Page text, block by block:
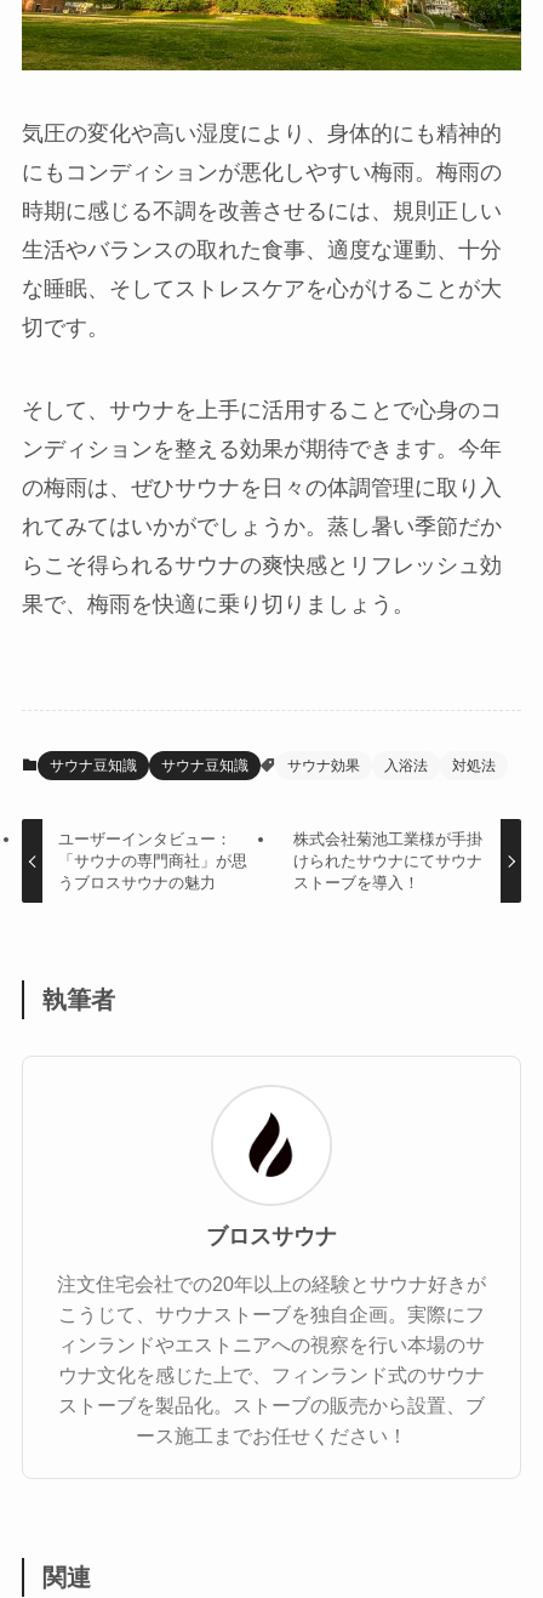
気圧の変化や高い湿度により、身体的にも精神的
にもコンディションが悪化しやすい梅雨。梅雨の
時期に感じる不調を改善させるには、規則正しい
生活やバランスの取れた食事、適度な運動、十分
な睡眠、そしてストレスケアを心がけることが大
切です。
そして、サウナを上手に活用することで心身のコ
ンディションを整える効果が期待できます。今年
の梅雨は、ぜひサウナを日々の体調管理に取り入
れてみてはいかがでしょうか。蒸し暑い季節だか
らこそ得られるサウナの爽快感とリフレッシュ効
果で、梅雨を快適に乗り切りましょう。
サウナ豆知識 サウナ豆知識 サウナ効果 入浴法 対処法
ユーザーインタビュー：
「サウナの専門商社」が思
うブロスサウナの魅力
株式会社菊池工業様が手掛
けられたサウナにてサウナ
ストーブを導入！
執筆者
ブロスサウナ
注文住宅会社での20年以上の経験とサウナ好きが
こうじて、サウナストーブを独自企画。実際にフ
ィンランドやエストニアへの視察を行い本場のサ
ウナ文化を感じた上で、フィンランド式のサウナ
ストーブを製品化。ストーブの販売から設置、ブ
ース施工までお任せください！
関連